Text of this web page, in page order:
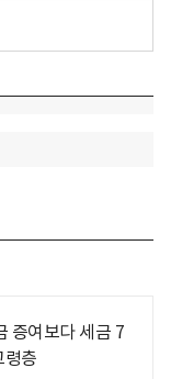
증여보다 세금 7
층